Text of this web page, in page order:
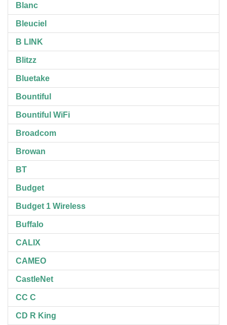
Blanc
Bleuciel
B LINK
Blitzz
Bluetake
Bountiful
Bountiful WiFi
Broadcom
Browan
BT
Budget
Budget 1 Wireless
Buffalo
CALIX
CAMEO
CastleNet
CC C
CD R King